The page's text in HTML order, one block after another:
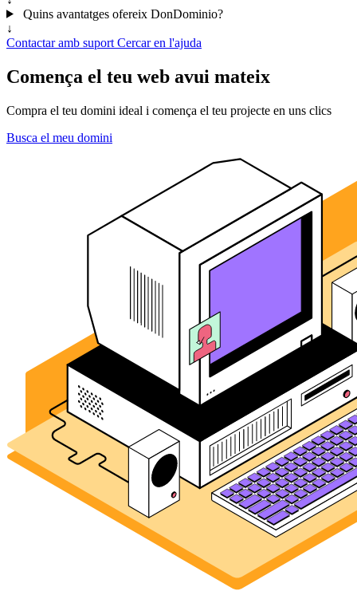
Quins avantatges ofereix DonDominio?
↓
Contactar amb suport Cercar en l'ajuda
Comença el teu web avui mateix
Compra el teu domini ideal i comença el teu projecte en uns clics
Busca el meu domini